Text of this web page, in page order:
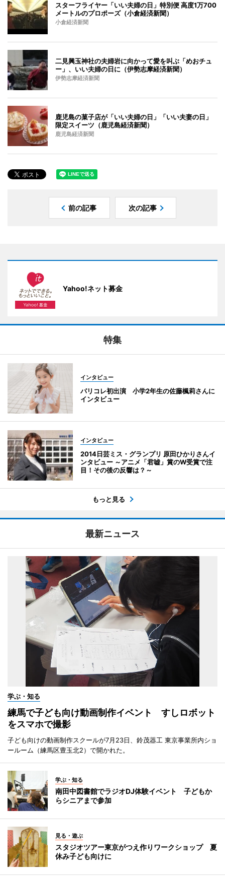
スターフライヤー「いい夫婦の日」特別便 高度1万700
メートルのプロポーズ（小倉経済新聞）
小倉経済新聞
二見興玉神社の夫婦岩に向かって愛を叫ぶ「めおチュ
ー」、いい夫婦の日に（伊勢志摩経済新聞）
伊勢志摩経済新聞
鹿児島の菓子店が「いい夫婦の日」「いい夫妻の日」
限定スイーツ（鹿児島経済新聞）
鹿児島経済新聞
前の記事 次の記事
Yahoo!ネット募金
特集
インタビュー
パリコレ初出演 小学2年生の佐藤楓莉さんに
インタビュー
インタビュー
2014日芸ミス・グランプリ 原田ひかりさんイ
ンタビュー ～アニメ「君嘘」賞のW受賞で注
目！その後の反響は？～
もっと見る
最新ニュース
学ぶ・知る
練馬で子ども向け動画制作イベント すしロボット
をスマホで撮影
子ども向けの動画制作スクールが7月23日、鈴茂器工 東京事業所内ショ
ールーム（練馬区豊玉北2）で開かれた。
学ぶ・知る
南田中図書館でラジオDJ体験イベント 子どもか
らシニアまで参加
見る・遊ぶ
スタジオツアー東京がつえ作りワークショップ 夏
休み子ども向けに